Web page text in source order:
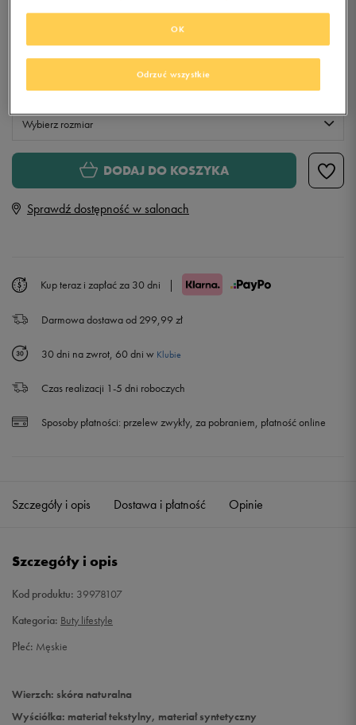
Kolor:czarny
Wybierz rozmiar
Rozmiary EU
26,5 cm
42,5 27,5 cm
43 28 cm
44 28,5 cm
DODAJ DO KOSZYKA
Sprawdź dostępność w salonach
Kup teraz i zapłać za 30 dni |
Darmowa dostawa od 299,99 zł
30 dni na zwrot, 60 dni w Klubie
Czas realizacji 1-5 dni roboczych
Sposoby płatności: przelew zwykły, za pobraniem, płatność online
Szczegóły i opis Dostawa i płatność Opinie
Szczegóły i opis
Kod produktu: 39978107
Kategoria: Buty lifestyle
Płeć: Męskie
Wierzch: skóra naturalna
Wyściółka: materiał tekstylny, materiał syntetyczny
Odrzuć wszystkie
OK